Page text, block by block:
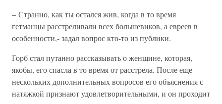
– Странно, как ты остался жив, когда в то время
гетманцы расстреливали всех большевиков, а евреев в
особенности,- задал вопрос кто-то из публики.
Горб стал путанно рассказывать о женщине, которая,
якобы, его спасла в то время от расстрела. После еще
нескольких дополнительных вопросов его объяснения с
натяжкой признают удовлетворительными, и он проходит